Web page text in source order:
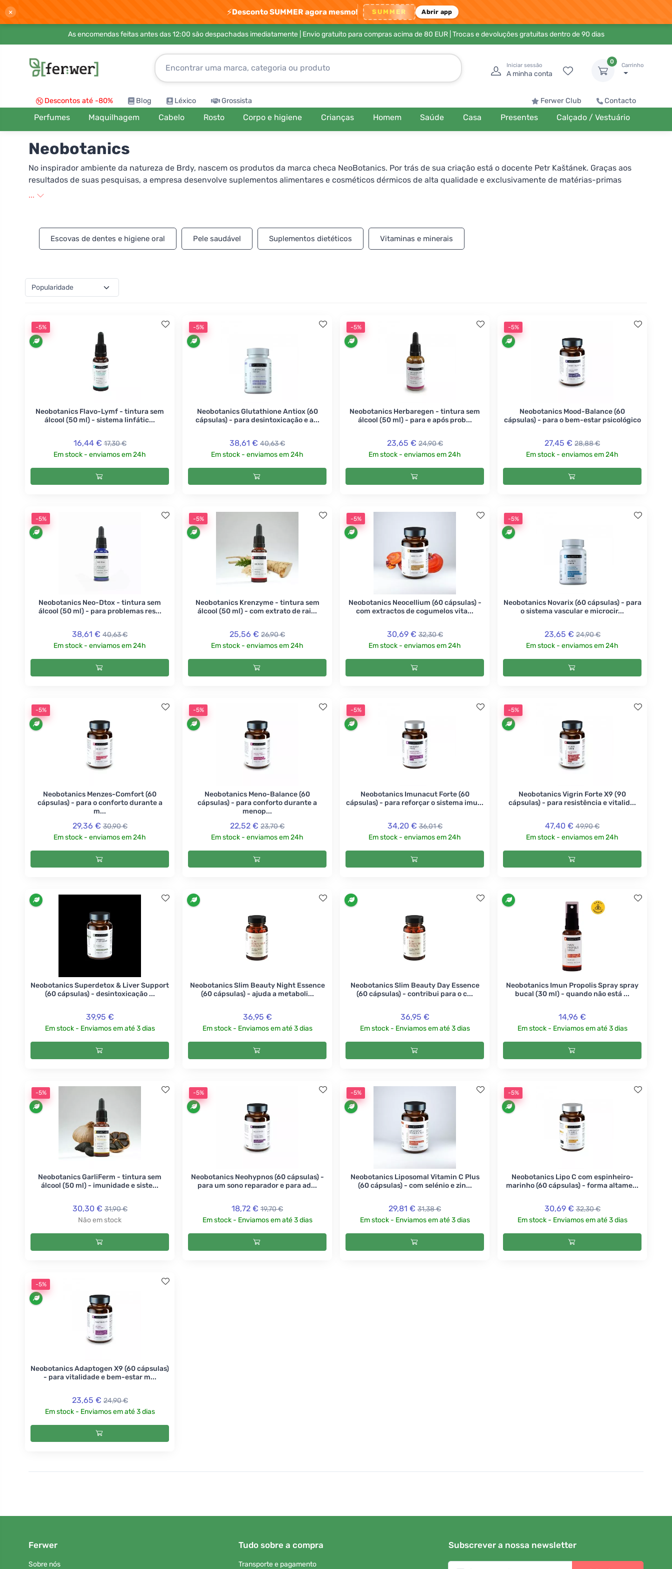
× ⚡Desconto SUMMER agora mesmo! SUMMER Abrir app
As encomendas feitas antes das 12:00 são despachadas imediatamente | Envio gratuito para compras acima de 80 EUR| Trocas e devoluções gratuitas dentro de 90 dias
Iniciar sessão
A minha conta
0
Carrinho
Descontos até -80% Blog Léxico Grossista Ferwer Club Contacto
Perfumes Maquilhagem Cabelo Rosto Corpo e higiene Crianças Homem Saúde Casa Presentes Calçado / Vestuário
Neobotanics
No inspirador ambiente da natureza de Brdy, nascem os produtos da marca checa NeoBotanics. Por trás de sua criação está o docente Petr Kaštánek. Graças aos
resultados de suas pesquisas, a empresa desenvolve suplementos alimentares e cosméticos dérmicos de alta qualidade e exclusivamente de matérias-primas
naturais. Nos produtos NeoBotanics, não procure substâncias de enchimento artificiais, medicamentos químicos ou corantes artificiais. Sua força vem de ervas
encontrará apenas vitaminas e minerais com ênfase na maximização de sua biodisponibilidade. Toda a produção dos produtos da marca NeoBotanics é baseada em
resultados de pesquisas científicas checas e estrangeiras, garantindo assim alta qualidade e segurança na compra. Uma prova disso são as 20 patentes e marcas
registradas que a empresa obteve durante sua atuação. Você pode experimentar, por exemplo, tinturas sem álcool para problemas respiratórios ou para
...
Escovas de dentes e higiene oral Pele saudável Suplementos dietéticos Vitaminas e minerais
-5%
Neobotanics Flavo-Lymf - tintura sem
álcool (50 ml) - sistema linfátic...
16,44 € 17,30 €
Em stock - enviamos em 24h
-5%
Neobotanics Glutathione Antiox (60
cápsulas) - para desintoxicação e a...
38,61 € 40,63 €
Em stock - enviamos em 24h
-5%
Neobotanics Herbaregen - tintura sem
álcool (50 ml) - para e após prob...
23,65 € 24,90 €
Em stock - enviamos em 24h
-5%
Neobotanics Mood-Balance (60
cápsulas) - para o bem-estar psicológico
27,45 € 28,88 €
Em stock - enviamos em 24h
-5%
Neobotanics Neo-Dtox - tintura sem
álcool (50 ml) - para problemas res...
38,61 € 40,63 €
Em stock - enviamos em 24h
-5%
Neobotanics Krenzyme - tintura sem
álcool (50 ml) - com extrato de rai...
25,56 € 26,90 €
Em stock - enviamos em 24h
-5%
Neobotanics Neocellium (60 cápsulas) -
com extractos de cogumelos vita...
30,69 € 32,30 €
Em stock - enviamos em 24h
-5%
Neobotanics Novarix (60 cápsulas) - para
o sistema vascular e microcir...
23,65 € 24,90 €
Em stock - enviamos em 24h
-5%
Neobotanics Menzes-Comfort (60
cápsulas) - para o conforto durante a
m...
29,36 € 30,90 €
Em stock - enviamos em 24h
-5%
Neobotanics Meno-Balance (60
cápsulas) - para conforto durante a
menop...
22,52 € 23,70 €
Em stock - enviamos em 24h
-5%
Neobotanics Imunacut Forte (60
cápsulas) - para reforçar o sistema imu...
34,20 € 36,01 €
Em stock - enviamos em 24h
-5%
Neobotanics Vigrin Forte X9 (90
cápsulas) - para resistência e vitalid...
47,40 € 49,90 €
Em stock - enviamos em 24h
Neobotanics Superdetox & Liver Support
(60 cápsulas) - desintoxicação ...
39,95 €
Em stock - Enviamos em até 3 dias
Neobotanics Slim Beauty Night Essence
(60 cápsulas) - ajuda a metaboli...
36,95 €
Em stock - Enviamos em até 3 dias
Neobotanics Slim Beauty Day Essence
(60 cápsulas) - contribui para o c...
36,95 €
Em stock - Enviamos em até 3 dias
Neobotanics Imun Propolis Spray spray
bucal (30 ml) - quando não está ...
14,96 €
Em stock - Enviamos em até 3 dias
-5%
Neobotanics GarliFerm - tintura sem
álcool (50 ml) - imunidade e siste...
30,30 € 31,90 €
Não em stock
-5%
Neobotanics Neohypnos (60 cápsulas) -
para um sono reparador e para ad...
18,72 € 19,70 €
Em stock - Enviamos em até 3 dias
-5%
Neobotanics Liposomal Vitamin C Plus
(60 cápsulas) - com selénio e zin...
29,81 € 31,38 €
Em stock - Enviamos em até 3 dias
-5%
Neobotanics Lipo C com espinheiro-
marinho (60 cápsulas) - forma altame...
30,69 € 32,30 €
Em stock - Enviamos em até 3 dias
-5%
Neobotanics Adaptogen X9 (60 cápsulas)
- para vitalidade e bem-estar m...
23,65 € 24,90 €
Em stock - Enviamos em até 3 dias
Ferwer
Sobre nós
Tudo sobre a compra
Transporte e pagamento
Subscrever a nossa newsletter